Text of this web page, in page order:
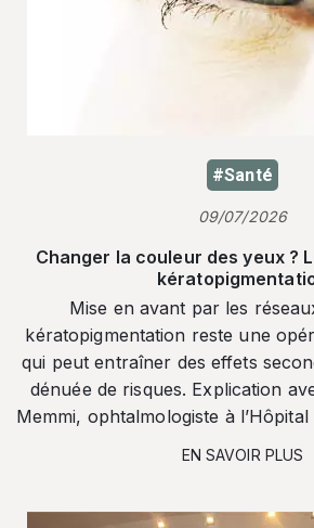
#Santé
09/07/2026
Changer la couleur des yeux ?
Mise en avant par les
kératopigmentation reste une
qui peut entraîner des effets
dénuée de risques. Explication
Memmi, ophtalmologiste à
EN SAVOIR PLUS